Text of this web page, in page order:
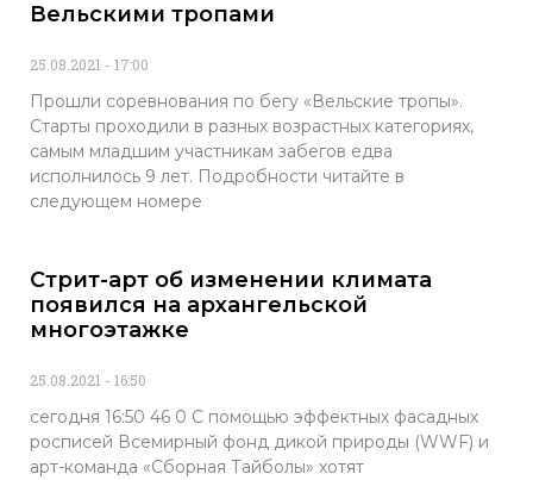
Вельскими тропами
25.08.2021 17:00
Прошли соревнования по бегу «Вельские тропы».
Старты проходили в разных возрастных категориях,
самым младшим участникам забегов едва
исполнилось 9 лет. Подробности читайте в
следующем номере
Стрит-арт об изменении климата
появился на архангельской
многоэтажке
25.08.2021 16:50
сегодня 16:50 46 0 С помощью эффектных фасадных
росписей Всемирный фонд дикой природы (WWF) и
арт-команда «Сборная Тайболы» хотят